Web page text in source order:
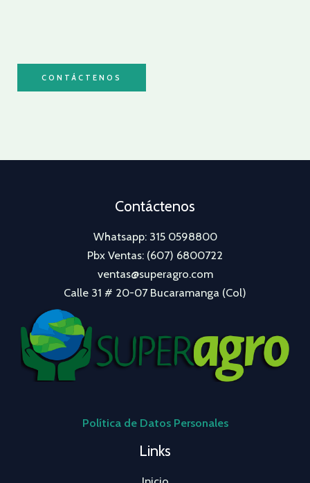
CONTÁCTENOS
Contáctenos
Whatsapp: 315 0598800
Pbx Ventas: (607) 6800722
ventas@superagro.com
Calle 31 # 20-07 Bucaramanga (Col)
Política de Datos Personales
Links